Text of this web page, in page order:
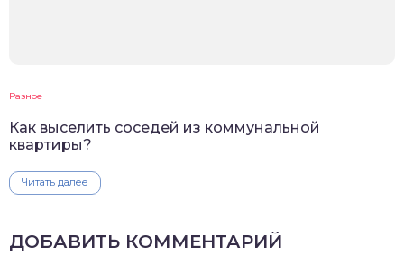
Разное
Как выселить соседей из коммунальной
квартиры?
Читать далее
ДОБАВИТЬ КОММЕНТАРИЙ